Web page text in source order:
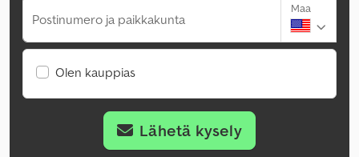
Postinumero ja paikkakunta
Maa
Olen kauppias
Lähetä kysely